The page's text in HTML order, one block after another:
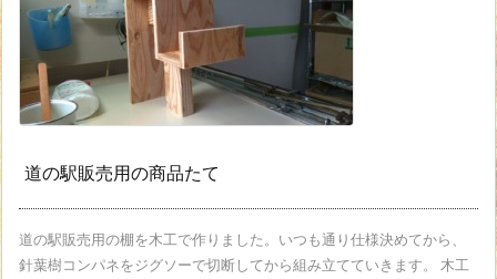
道の駅販売用の商品たて
道の駅販売用の棚を木工で作りました。いつも通り仕様決めてから、
針葉樹コンパネをジグソーで切断してから組み立てていきます。 木工